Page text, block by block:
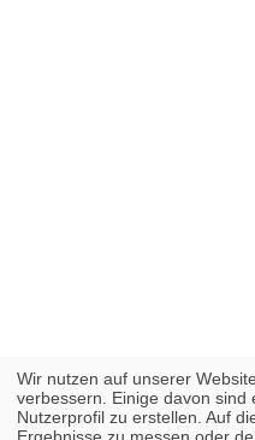
Wir nutzen auf unserer
verbessern. Einige davon
Nutzerprofil zu erstellen. Auf